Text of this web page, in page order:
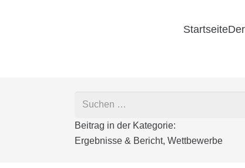
Startseite
Suchen
Beitrag in der Kategorie:
Ergebnisse & Bericht, Wettbewerbe